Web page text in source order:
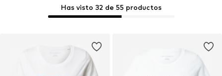
Has visto 32 de 55 productos